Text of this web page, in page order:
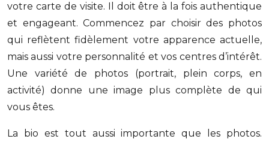
votre carte de visite. Il doit être à la fois authentique
et engageant. Commencez par choisir des photos
qui reflètent fidèlement votre apparence actuelle,
mais aussi votre personnalité et vos centres d’intérêt.
Une variété de photos (portrait, plein corps, en
activité) donne une image plus complète de qui
vous êtes.
La bio est tout aussi importante que les photos.